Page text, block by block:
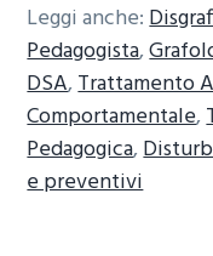
Leggi anche:
Pedagogista,
DSA,Trattamento
Comportamentale,
Pedagogica,
e preventivi